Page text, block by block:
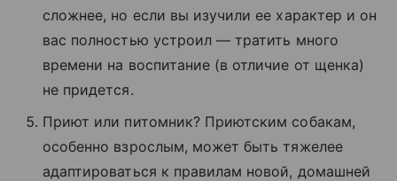
сложнее, но если вы изучили ее характер и он
вас полностью устроил — тратить много
времени на воспитание (в отличие от щенка)
не придется.
Приют или питомник? Приютским собакам,
особенно взрослым, может быть тяжелее
адаптироваться к правилам новой, домашней